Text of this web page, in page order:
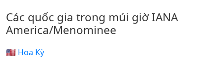
Các quốc gia trong múi giờ IANA
America/Menominee
🇺🇸 Hoa Kỳ